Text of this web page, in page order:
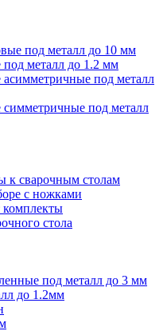
под металл до 10 мм
металл до 1.2 мм
под металл
под металл
к сварочным столам
с ножками
стола
под металл до 3 мм
до 1.2мм